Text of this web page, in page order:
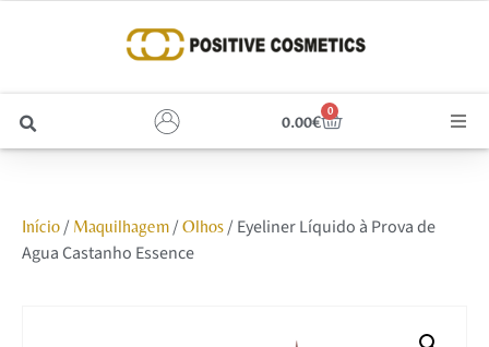
0.00€
0
Unhas
Início/ Maquilhagem/ Olhos/ Eyeliner Líquido à Prova de
Agua Castanho Essence